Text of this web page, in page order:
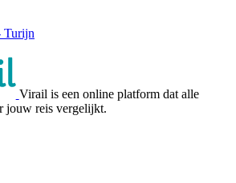
Turijn
Virail is een online platform dat alle
jouw reis vergelijkt.